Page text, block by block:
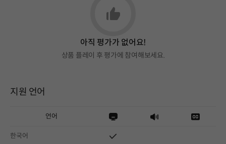
아직 평가가 없어요!
상품 플레이 후 평가에 참여해보세요.
지원 언어
언어
한국어